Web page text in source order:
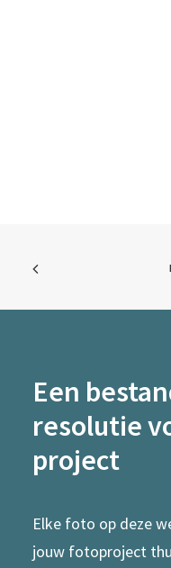
Een
resolutie
project
Elke foto op deze
jouw fotoproject